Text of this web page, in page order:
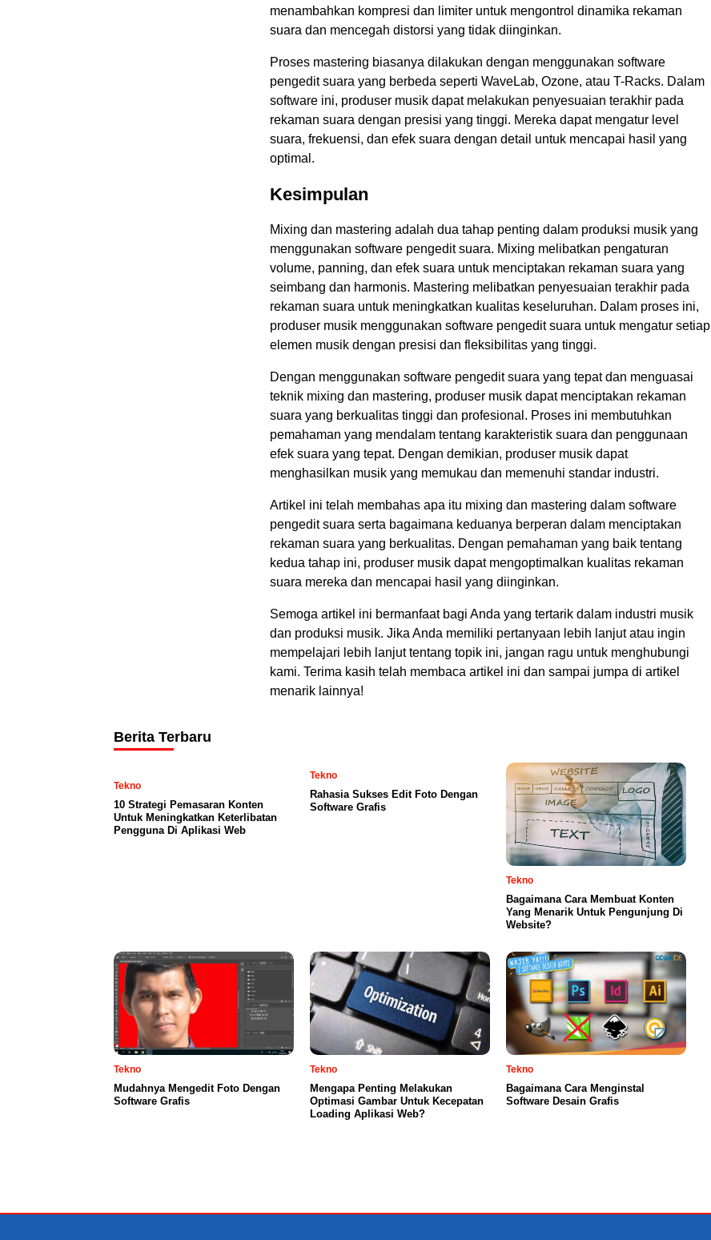
menambahkan kompresi dan limiter untuk mengontrol dinamika rekaman
suara dan mencegah distorsi yang tidak diinginkan.
Proses mastering biasanya dilakukan dengan menggunakan software
pengedit suara yang berbeda seperti WaveLab, Ozone, atau T-Racks. Dalam
software ini, produser musik dapat melakukan penyesuaian terakhir pada
rekaman suara dengan presisi yang tinggi. Mereka dapat mengatur level
suara, frekuensi, dan efek suara dengan detail untuk mencapai hasil yang
optimal.
Kesimpulan
Mixing dan mastering adalah dua tahap penting dalam produksi musik yang
menggunakan software pengedit suara. Mixing melibatkan pengaturan
volume, panning, dan efek suara untuk menciptakan rekaman suara yang
seimbang dan harmonis. Mastering melibatkan penyesuaian terakhir pada
rekaman suara untuk meningkatkan kualitas keseluruhan. Dalam proses ini,
produser musik menggunakan software pengedit suara untuk mengatur setiap
elemen musik dengan presisi dan fleksibilitas yang tinggi.
Dengan menggunakan software pengedit suara yang tepat dan menguasai
teknik mixing dan mastering, produser musik dapat menciptakan rekaman
suara yang berkualitas tinggi dan profesional. Proses ini membutuhkan
pemahaman yang mendalam tentang karakteristik suara dan penggunaan
efek suara yang tepat. Dengan demikian, produser musik dapat
menghasilkan musik yang memukau dan memenuhi standar industri.
Artikel ini telah membahas apa itu mixing dan mastering dalam software
pengedit suara serta bagaimana keduanya berperan dalam menciptakan
rekaman suara yang berkualitas. Dengan pemahaman yang baik tentang
kedua tahap ini, produser musik dapat mengoptimalkan kualitas rekaman
suara mereka dan mencapai hasil yang diinginkan.
Semoga artikel ini bermanfaat bagi Anda yang tertarik dalam industri musik
dan produksi musik. Jika Anda memiliki pertanyaan lebih lanjut atau ingin
mempelajari lebih lanjut tentang topik ini, jangan ragu untuk menghubungi
kami. Terima kasih telah membaca artikel ini dan sampai jumpa di artikel
menarik lainnya!
Berita Terbaru
Tekno
10 Strategi Pemasaran Konten
Untuk Meningkatkan Keterlibatan
Pengguna Di Aplikasi Web
Tekno
Rahasia Sukses Edit Foto Dengan
Software Grafis
Tekno
Bagaimana Cara Membuat Konten
Yang Menarik Untuk Pengunjung Di
Website?
Tekno
Mudahnya Mengedit Foto Dengan
Software Grafis
Tekno
Mengapa Penting Melakukan
Optimasi Gambar Untuk Kecepatan
Loading Aplikasi Web?
Tekno
Bagaimana Cara Menginstal
Software Desain Grafis